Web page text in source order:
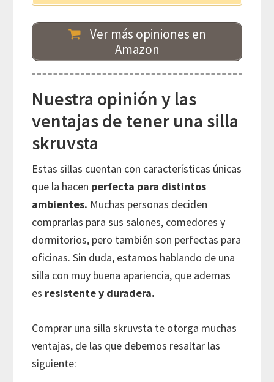
Ver más opiniones en
Amazon
Nuestra opinión y las
ventajas de tener una silla
skruvsta
Estas sillas cuentan con características únicas
que la hacen perfecta para distintos
ambientes. Muchas personas deciden
comprarlas para sus salones, comedores y
dormitorios, pero también son perfectas para
oficinas. Sin duda, estamos hablando de una
silla con muy buena apariencia, que ademas
es resistente y duradera.
Comprar una silla skruvsta te otorga muchas
ventajas, de las que debemos resaltar las
siguiente: